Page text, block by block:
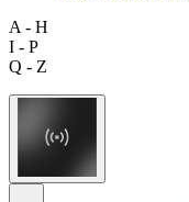
A - H
I - P
Q - Z